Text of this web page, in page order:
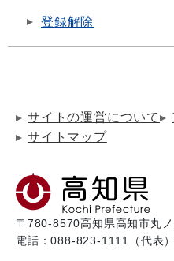
登録解除
サイトの運営について
サイトマップ
〒780-8570高知県高知市丸
電話：088-823-1111（代表